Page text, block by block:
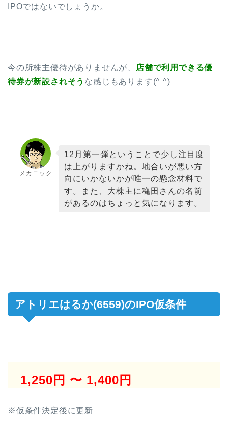
IPOではないでしょうか。
今の所株主優待がありませんが、
店舗で利用できる優
待券が新設されそう な感じもあります(^ ^)
メカニック
12月第一弾ということで少し注目度
は上がりますかね。地合いが悪い方
向にいかないかが唯一の懸念材料で
す。また、大株主に穐田さんの名前
があるのはちょっと気になります。
アトリエはるか(6559)のIPO仮条件
1,250円 〜 1,400円
※仮条件決定後に更新